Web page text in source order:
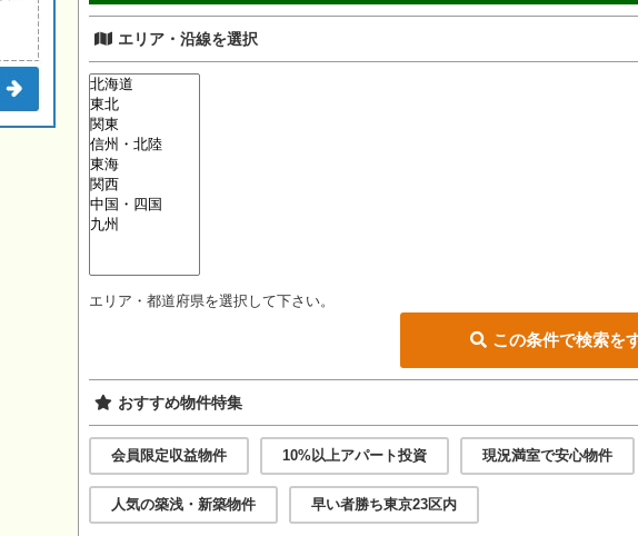
エリア・沿線を選択
エリア・都道府県を選択して下さい。
この条件で検索を
おすすめ物件特集
会員限定収益物件 10%以上アパート投資 現況満室で安心物件
人気の築浅・新築物件 早い者勝ち東京23区内